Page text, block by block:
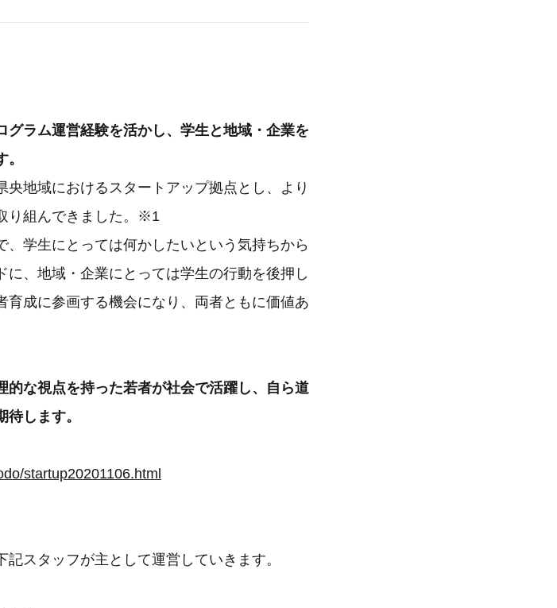
ラム運営経験を活かし、学生と地域・企業を
地域におけるスタートアップ拠点とし、より
り組んできました。※1
学生にとっては何かしたいという気持ちから
、地域・企業にとっては学生の行動を後押し
育成に参画する機会になり、両者ともに価値あ
的な視点を持った若者が社会で活躍し、自ら道
します。
startup20201106.html
スタッフが主として運営していきます。